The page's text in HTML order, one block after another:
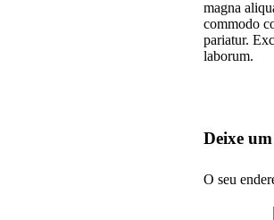
magna
commodo
pariatur.
laborum.
Deixe
O seu